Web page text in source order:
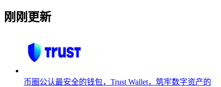
刚刚更新
币圈公认最安全的钱包，Trust Wallet，筑牢数字资产的